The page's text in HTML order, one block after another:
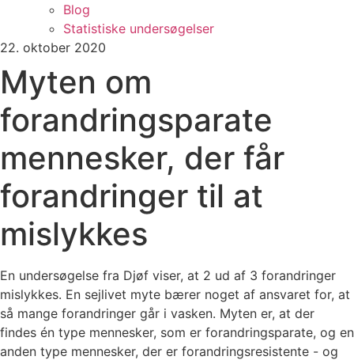
Blog
Statistiske undersøgelser
22. oktober 2020
Myten om
forandringsparate
mennesker, der får
forandringer til at
mislykkes
En undersøgelse fra Djøf viser, at 2 ud af 3 forandringer
mislykkes. En sejlivet myte bærer noget af ansvaret for, at
så mange forandringer går i vasken. Myten er, at der
findes én type mennesker, som er forandringsparate, og en
anden type mennesker, der er forandringsresistente - og